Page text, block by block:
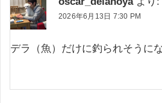
2026年6月13日 7:30 PM
デラ（魚）だけに釣られそうに